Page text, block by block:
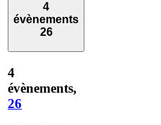
4
évènements
26
4
évènements,
26